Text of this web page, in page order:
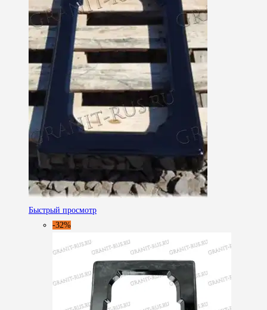
Быстрый просмотр
-32%